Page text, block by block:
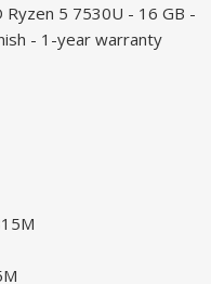
5 7530U - 16 GB -
- 1-year warranty